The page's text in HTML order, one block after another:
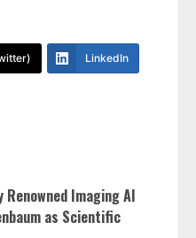
LinkedIn
Imaging AI
as Scientific